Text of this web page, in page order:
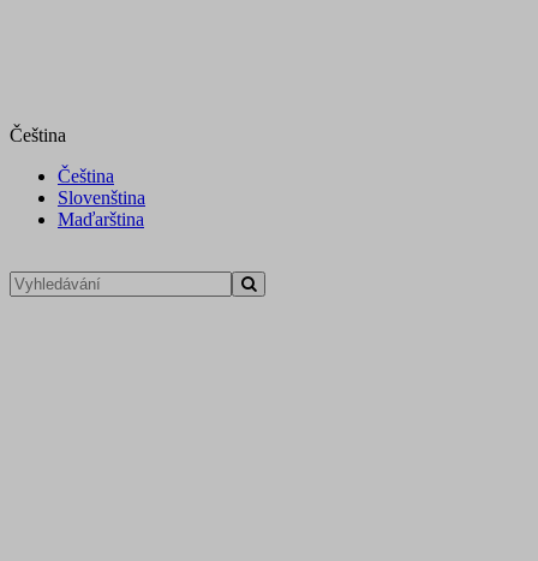
Čeština
Čeština
Slovenština
Maďarština